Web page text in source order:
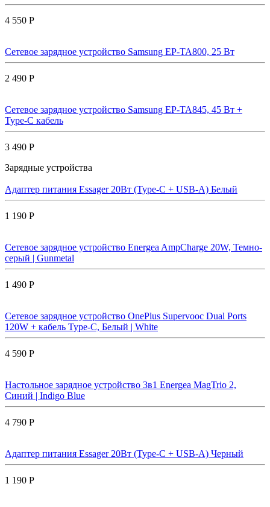
4 550 Р
Сетевое зарядное устройство Samsung EP-TA800, 25 Вт
2 490 Р
Сетевое зарядное устройство Samsung EP-TA845, 45 Вт +
Type-C кабель
3 490 Р
Зарядные устройства
Адаптер питания Essager 20Вт (Type-C + USB-A) Белый
1 190 Р
Сетевое зарядное устройство Energea AmpCharge 20W, Темно-
серый | Gunmetal
1 490 Р
Сетевое зарядное устройство OnePlus Supervooc Dual Ports
120W + кабель Type-C, Белый | White
4 590 Р
Настольное зарядное устройство 3в1 Energea MagTrio 2,
Синий | Indigo Blue
4 790 Р
Адаптер питания Essager 20Вт (Type-C + USB-A) Черный
1 190 Р